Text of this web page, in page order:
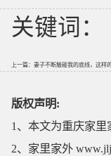
关键词：
上一篇： 妻子不断触碰我的底线，这样
版权声明:
1、本文为重庆家
2、家里家外